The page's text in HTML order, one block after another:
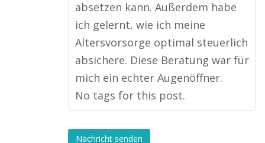
absetzen kann. Außerdem habe
ich gelernt, wie ich meine
Altersvorsorge optimal steuerlich
absichere. Diese Beratung war für
mich ein echter Augenöffner.
No tags for this post.
Nachricht senden